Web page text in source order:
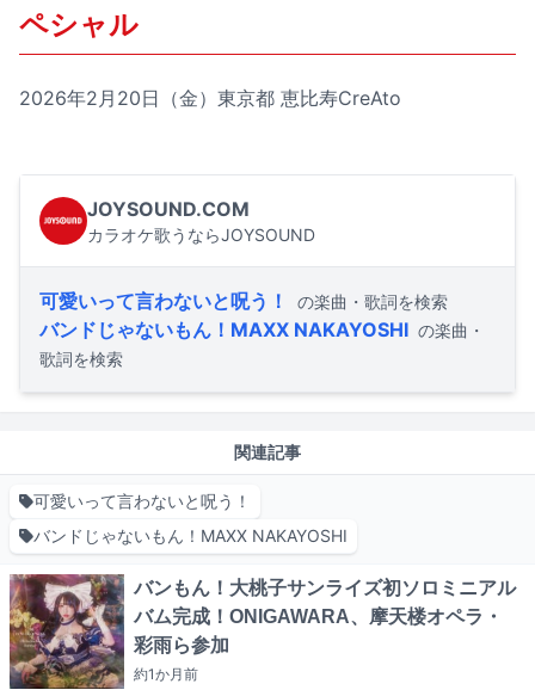
ペシャル
2026年2月20日（金）東京都 恵比寿CreAto
JOYSOUND.COM
カラオケ歌うならJOYSOUND
可愛いって言わないと呪う！ の楽曲・歌詞を検索
バンドじゃないもん！MAXX NAKAYOSHI の楽曲・
歌詞を検索
関連記事
可愛いって言わないと呪う！
バンドじゃないもん！MAXX NAKAYOSHI
バンもん！大桃子サンライズ初ソロミニアル
バム完成！ONIGAWARA、摩天楼オペラ・
彩雨ら参加
約1か月前